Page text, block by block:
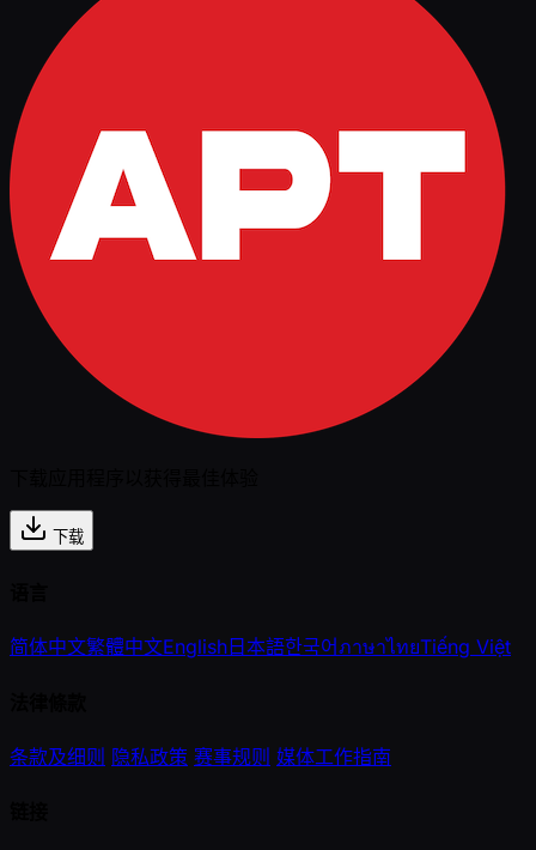
下载
简体中文繁體中文English日本語한국어ภาษาไทยTiếng Việt
条款及细则 隐私政策 赛事规则 媒体工作指南